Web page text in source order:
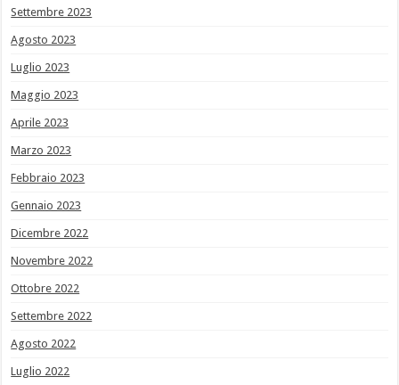
Settembre 2023
Agosto 2023
Luglio 2023
Maggio 2023
Aprile 2023
Marzo 2023
Febbraio 2023
Gennaio 2023
Dicembre 2022
Novembre 2022
Ottobre 2022
Settembre 2022
Agosto 2022
Luglio 2022